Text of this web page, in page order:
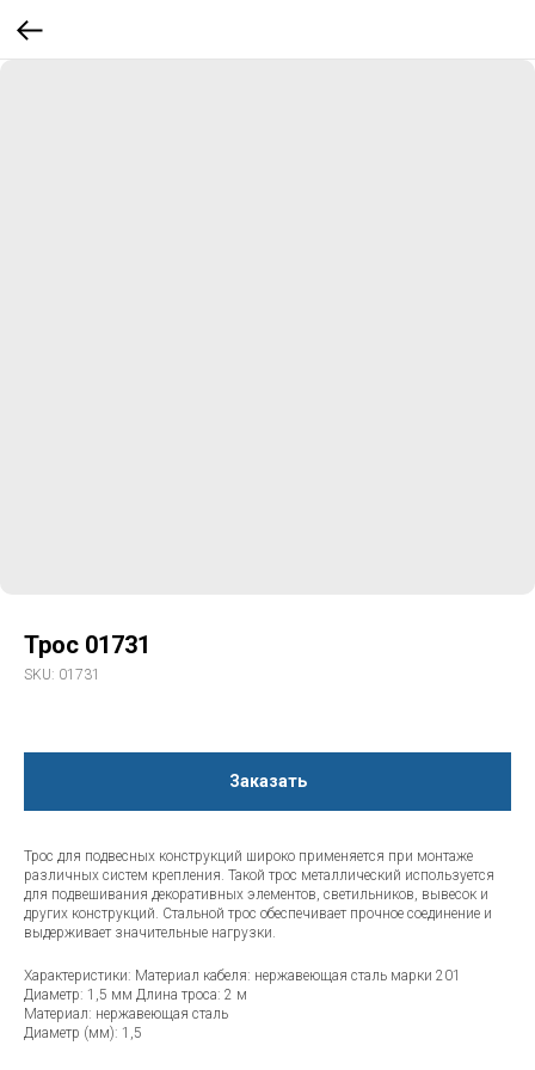
Трос 01731
SKU: 01731
Заказать
Трос для подвесных конструкций широко применяется при монтаже
различных систем крепления. Такой трос металлический используется
для подвешивания декоративных элементов, светильников, вывесок и
других конструкций. Стальной трос обеспечивает прочное соединение и
выдерживает значительные нагрузки.
Характеристики: Материал кабеля: нержавеющая сталь марки 201
Диаметр: 1,5 мм Длина троса: 2 м
Материал: нержавеющая сталь
Диаметр (мм): 1,5